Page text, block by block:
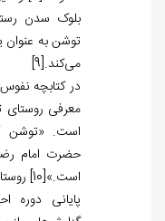
بلوک سدن
توشن به عنوان
می‌کند.[9]
معرفی روستای
است. «توشن
حضرت امام
است.»[10]
پایانی دوره